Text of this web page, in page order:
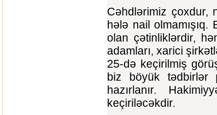
Cəhdlərimiz çoxdur,
hələ nail
olan çətinliklərdir,
adamları, xarici
25-də keçirilmiş
biz böyük tədbirlər
hazırlanır.
keçiriləcəkdir.